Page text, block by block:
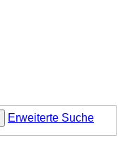
Erweiterte Suche